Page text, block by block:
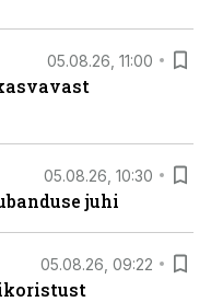
05.08.26, 11:00
05.08.26, 10:30
juhi
05.08.26, 09:22